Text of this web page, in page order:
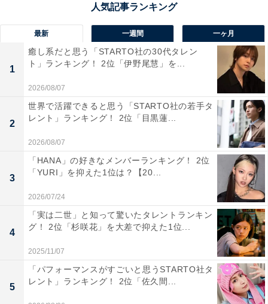
1位：島根県立しまね海洋館 アクアス（島根県）
／61票
島根県浜田市の「アクアス」は、中国地方で最大規模を
誇る本格的な海洋館です。名物は、シロイルカによる“バ
ブルリング”のパフォーマンス。透明な泡の輪を口からふ
わりと出すその光景は、まるで魔法のようで、多くの観
覧者を魅了してきました。展示は、「しまねの海から日
本海、そして世界の海へ」をコンセプトに約400種1万点
の生き物が展示されています。触れる展示や学べる展示
も充実しており、観て終わるだけでなく、体験を通じて
学びが深まるのも魅力です。家族連れはもちろん、カッ
プルや教育旅行にも選ばれる理由がそこにあります。
回答者からは「島根のおじさまのCMで話題になったア
クアス、何度も行きましたがシロイルカはとても可愛く
てバブルリングも見てれ楽しかったです」(30代女性／東
京都)、「とにかくシロイルカが可愛いので、ショー見た
最新 一週間 一ヶ月
1
癒し系だと思う「STARTO社の30代タレン
ト」ランキング！ 2位「伊野尾慧」を...
2026/08/07
2
世界で活躍できると思う「STARTO社の若手タ
レント」ランキング！ 2位「目黒蓮...
2026/08/07
3
「HANA」の好きなメンバーランキング！ 2位
「YURI」を抑えた1位は？【20...
2026/07/24
4
「実は二世」と知って驚いたタレントランキン
グ！ 2位「杉咲花」を大差で抑えた1位...
2025/11/07
5
「パフォーマンスがすごいと思うSTARTO社タ
レント」ランキング！ 2位「佐久間...